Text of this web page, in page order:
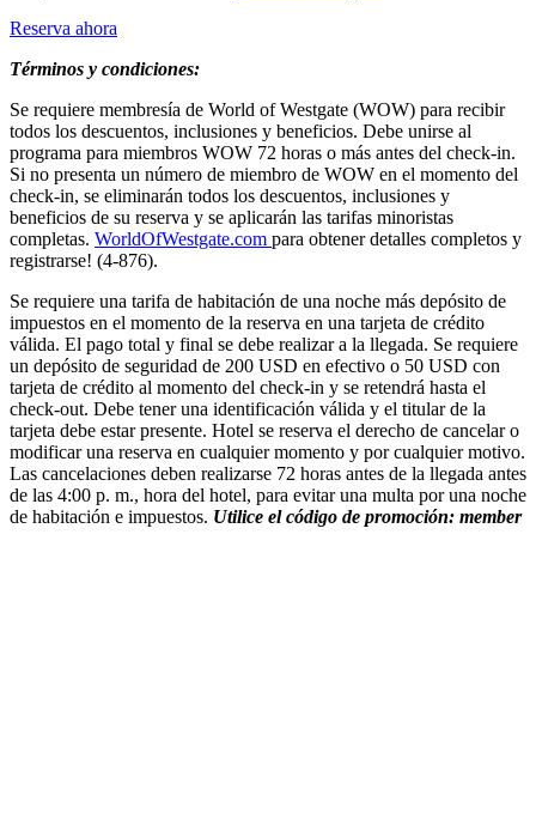
Reserva ahora
Términos y condiciones:
Se requiere membresía de World of Westgate (WOW) para recibir
todos los descuentos, inclusiones y beneficios. Debe unirse al
programa para miembros WOW 72 horas o más antes del check-in.
Si no presenta un número de miembro de WOW en el momento del
check-in, se eliminarán todos los descuentos, inclusiones y
beneficios de su reserva y se aplicarán las tarifas minoristas
completas. WorldOfWestgate.com para obtener detalles completos y
registrarse! (4-876).
Se requiere una tarifa de habitación de una noche más depósito de
impuestos en el momento de la reserva en una tarjeta de crédito
válida. El pago total y final se debe realizar a la llegada. Se requiere
un depósito de seguridad de 200 USD en efectivo o 50 USD con
tarjeta de crédito al momento del check-in y se retendrá hasta el
check-out. Debe tener una identificación válida y el titular de la
tarjeta debe estar presente. Hotel se reserva el derecho de cancelar o
modificar una reserva en cualquier momento y por cualquier motivo.
Las cancelaciones deben realizarse 72 horas antes de la llegada antes
de las 4:00 p. m., hora del hotel, para evitar una multa por una noche
de habitación e impuestos. Utilice el código de promoción: member